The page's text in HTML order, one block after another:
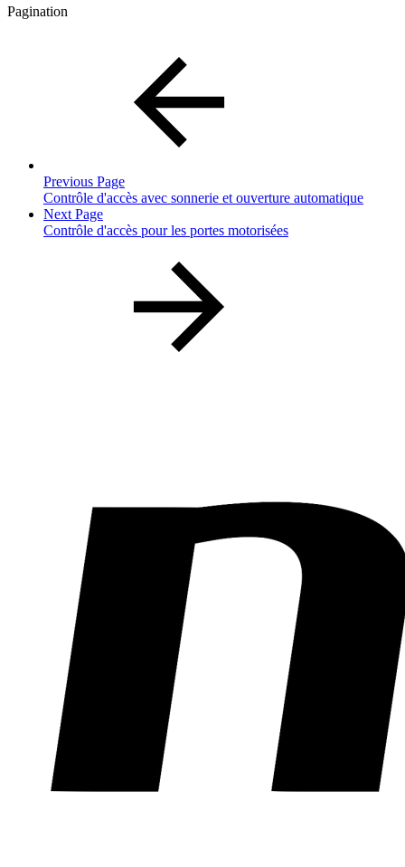
Pagination
Previous Page
Contrôle d'accès avec sonnerie et ouverture automatique
Next Page
Contrôle d'accès pour les portes motorisées